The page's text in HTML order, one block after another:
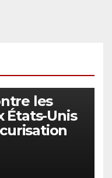
les
États-Unis